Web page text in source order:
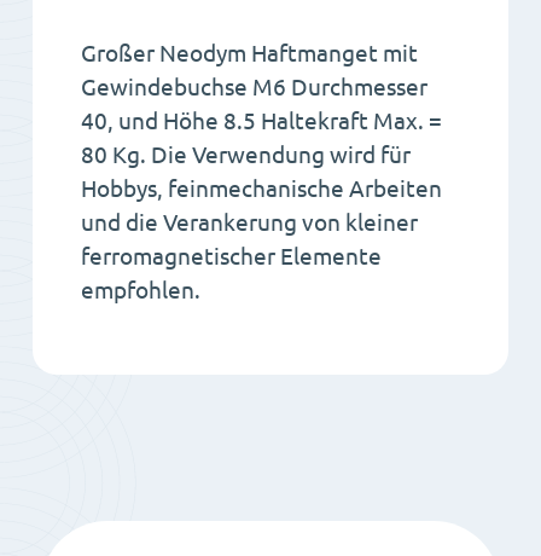
Großer Neodym Haftmanget mit
Gewindebuchse M6 Durchmesser
40, und Höhe 8.5 Haltekraft Max. =
80 Kg. Die Verwendung wird für
Hobbys, feinmechanische Arbeiten
und die Verankerung von kleiner
ferromagnetischer Elemente
empfohlen.